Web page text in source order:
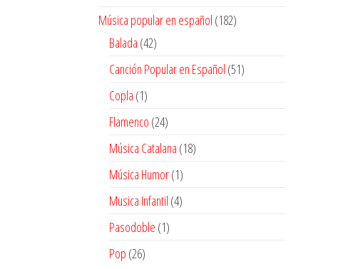
Música popular en español 182182
Balada 4242
productos
Canción Popular en Español 5151
Copla 11
producto
Flamenco 2424
productos
Música Catalana 1818
Música Humor 11
producto
Musica Infantil 44
Pasodoble 11
Pop 2626